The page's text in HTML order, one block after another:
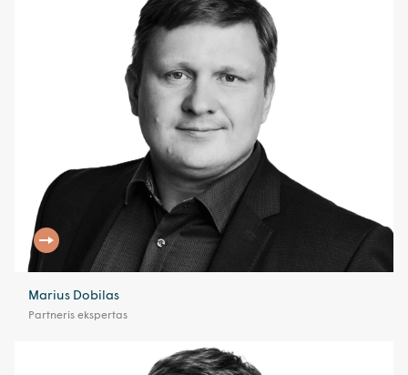
Marius Dobilas
Partneris ekspertas